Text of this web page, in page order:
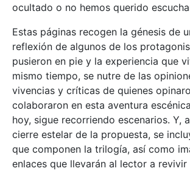
ocultado o no hemos querido
Estas páginas recogen la génesis de
reflexión de algunos de los
pusieron en pie y la experiencia que
mismo tiempo, se nutre de las
vivencias y críticas de quienes
colaboraron en esta aventura
hoy, sigue recorriendo escenarios. Y,
cierre estelar de la propuesta, se
que componen la trilogía, así como
enlaces que llevarán al lector a